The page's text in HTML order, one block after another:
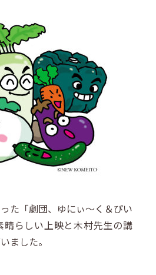
た「劇団、ゆにぃ～く＆ぴい
晴らしい上映と木村先生の講
ました。